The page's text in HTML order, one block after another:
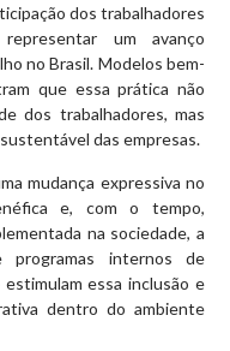
dos trabalhadores
um avanço
no Brasil. Modelos bem-
que essa prática não
dos trabalhadores, mas
das empresas.
mudança expressiva no
e, com o tempo,
na sociedade, a
programas internos de
essa inclusão e
dentro do ambiente